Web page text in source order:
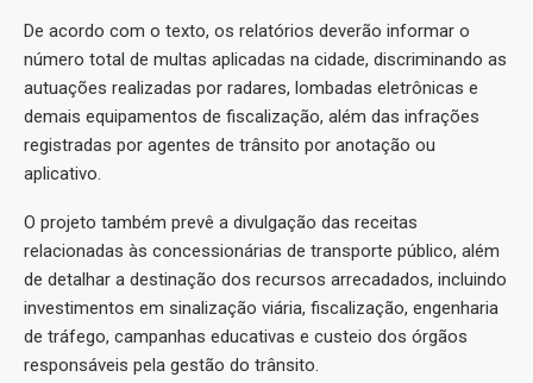
De acordo com o texto, os relatórios deverão informar o
número total de multas aplicadas na cidade, discriminando as
autuações realizadas por radares, lombadas eletrônicas e
demais equipamentos de fiscalização, além das infrações
registradas por agentes de trânsito por anotação ou
aplicativo.
O projeto também prevê a divulgação das receitas
relacionadas às concessionárias de transporte público, além
de detalhar a destinação dos recursos arrecadados, incluindo
investimentos em sinalização viária, fiscalização, engenharia
de tráfego, campanhas educativas e custeio dos órgãos
responsáveis pela gestão do trânsito.